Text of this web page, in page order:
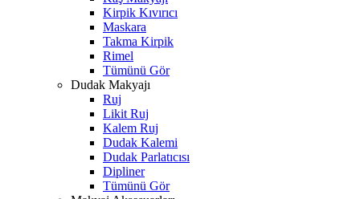
Kirpik Kıvırıcı
Maskara
Takma Kirpik
Rimel
Tümünü Gör
Dudak Makyajı
Ruj
Likit Ruj
Kalem Ruj
Dudak Kalemi
Dudak Parlatıcısı
Dipliner
Tümünü Gör